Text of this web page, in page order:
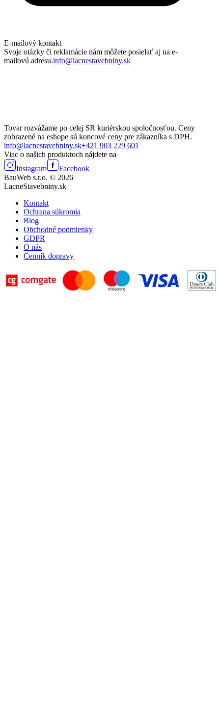
E-mailový kontakt
Svoje otázky či reklamácie nám môžete posielať aj na e-
mailovú adresu.info@lacnestavebniny.sk
Tovar rozvážame po celej SR kuriérskou spoločnosťou. Ceny
zobrazené na eshope sú koncové ceny pre zákazníka s DPH.
info@lacnestavebniny.sk+421 903 229 601
Viac o našich produktoch nájdete na
Instagram
Facebook
BauWeb s.r.o. © 2026
LacneStavebniny.sk
Kontakt
Ochrana súkromia
Blog
Obchodné podmienky
GDPR
O nás
Cenník dopravy